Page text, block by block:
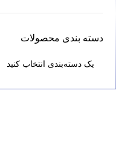
دسته بندی محصولات